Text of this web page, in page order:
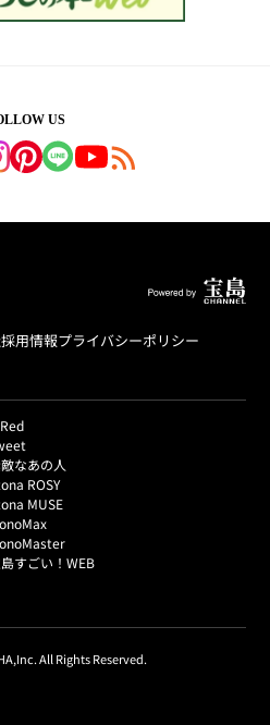
US
採用情報プライバシーポリシー
なあの人
ROSY
MUSE
すごい！WEB
All Rights Reserved.